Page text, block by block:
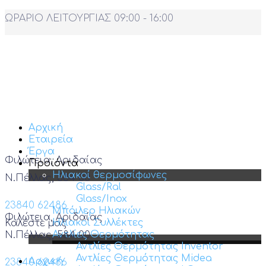
ΩΡΑΡΙΟ ΛΕΙΤΟΥΡΓΙΑΣ 09:00 - 16:00
Φιλώτεια, Αριδαίας
Ν.Πέλλας, 584 00
23840 62486
Καλέστε μας
Αρχική
Εταιρεία
Έργα
Προϊόντα
Ηλιακοί θερμοσίφωνες
Glass/Ral
Glass/Inox
Μπόιλερ Ηλιακών
Ηλιακοί Συλλέκτες
Αντλίες Θερμότητας
Αντλίες Θερμότητας Inventor
Αντλίες Θερμότητας Midea
Φιλώτεια, Αριδαίας
Ν.Πέλλας, 584 00
23840 62486
Αρχική